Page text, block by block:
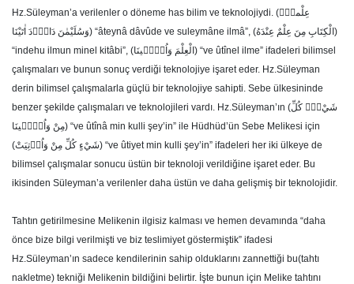
Hz.Süleyman’a verilenler o döneme has bilim ve teknolojiydi. (عِلْماًۚ
وَسُلَيْمٰنَ دَاوُ۫دَ اٰتَيْنَا) “âteynâ dâvûde ve suleymâne ilmâ”, (الْكِتَابِ مِنَ عِلْمٌ عِنْدَهُ)
“indehu ilmun minel kitâbi”, (الْعِلْمَ وَاُو۫ت۪ينَا) “ve ûtînel ilme” ifadeleri bilimsel
çalışmaları ve bunun sonuç verdiği teknolojiye işaret eder. Hz.Süleyman
derin bilimsel çalışmalarla güçlü bir teknolojiye sahipti. Sebe ülkesininde
benzer şekilde çalışmaları ve teknolojileri vardı. Hz.Süleyman’ın (شَيْءٍۜ كُلِّ
مِنْ وَاُو۫ت۪ينَا) “ve ûtînâ min kulli şey’in” ile Hüdhüd’ün Sebe Melikesi için
(شَيْءٍ كُلِّ مِنْ وَاُو۫تِيَتْ) “ve ûtiyet min kulli şey’in” ifadeleri her iki ülkeye de
bilimsel çalışmalar sonucu üstün bir teknoloji verildiğine işaret eder. Bu
ikisinden Süleyman’a verilenler daha üstün ve daha gelişmiş bir teknolojidir.
Tahtın getirilmesine Melikenin ilgisiz kalması ve hemen devamında “daha
önce bize bilgi verilmişti ve biz teslimiyet göstermiştik” ifadesi
Hz.Süleyman’ın sadece kendilerinin sahip olduklarını zannettiği bu(tahtı
nakletme) tekniği Melikenin bildiğini belirtir. İşte bunun için Melike tahtını